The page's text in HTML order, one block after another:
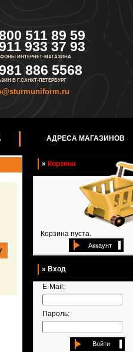
511 89 59
933 37 93
ИНТЕРНЕТ-МАГАЗИНА
886 5568
В Г.САНКТ-ПЕТЕРБУРГ
АДРЕСА МАГАЗИНОВ
» Корзина
Корзина пуста.
Аккаунт
» Вход
E-Mail:
Пароль:
Войти